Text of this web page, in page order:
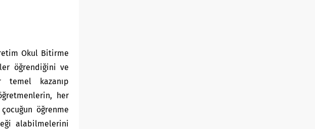
Okul Bitirme
öğrendiğini ve
kazanıp
her
öğrenme
alabilmelerini